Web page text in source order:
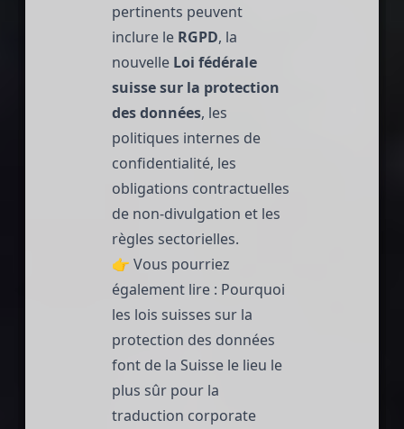
pertinents peuvent
inclure le RGPD, la
nouvelle Loi fédérale
suisse sur la protection
des données, les
politiques internes de
confidentialité, les
obligations contractuelles
de non-divulgation et les
règles sectorielles.
👉 Vous pourriez
également lire : Pourquoi
les lois suisses sur la
protection des données
font de la Suisse le lieu le
plus sûr pour la
traduction corporate